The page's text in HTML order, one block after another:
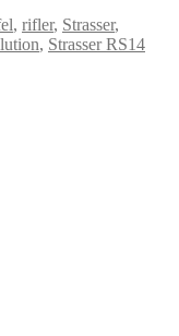
, rifler, Strasser,
, Strasser RS14